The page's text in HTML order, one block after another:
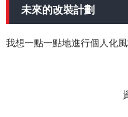
未來的改裝計劃
我想一點一點地進行個人化風